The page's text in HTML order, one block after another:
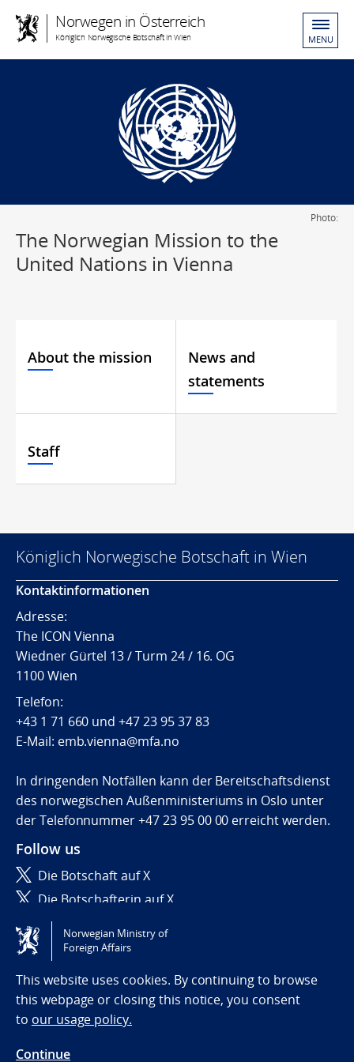
Norwegen in Österreich
Königlich Norwegische Botschaft in Wien MENU
Photo:
The Norwegian Mission to the
United Nations in Vienna
About the mission
News and
statements
Staff
Königlich Norwegische Botschaft in Wien
Kontaktinformationen
Adresse:
The ICON Vienna
Wiedner Gürtel 13 / Turm 24 / 16. OG
1100 Wien
Telefon:
+43 1 71 660 und+47 23 95 37 83
E-Mail: emb.vienna@mfa.no
In dringenden Notfällen kann der Bereitschaftsdienst
des norwegischen Außenministeriums in Oslo unter
der Telefonnummer +47 23 95 00 00 erreicht werden.
Follow us
Die Botschaft auf X
Die Botschafterin auf X
Tilgjengelighetserklæring / Accessibility statement
(NO)
Norwegian Ministry of
Foreign Affairs
This website uses cookies. By continuing to browse
this webpage or closing this notice, you consent
to our usage policy.
Continue